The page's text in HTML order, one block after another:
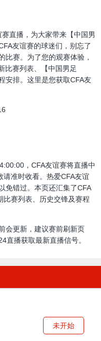
直播，为大家带来【中国男
友谊赛的球迷们，别忘了
比赛。为了您的观赛体验，
比赛列表、【中国男足
安排。这里是您获取CFA友
，CFA友谊赛将直播中
请准时收看。热爱CFA友谊
免错过。本页还汇集了CFA
赛列表、历史交锋及赛程
会更新，建议赛前刷新页
直播获取最新直播信号。
未开始